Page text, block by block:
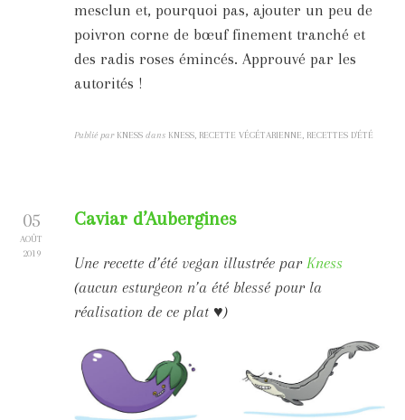
mesclun et, pourquoi pas, ajouter un peu de
poivron corne de bœuf finement tranché et
des radis roses émincés. Approuvé par les
autorités !
Publié par KNESS dans KNESS, RECETTE VÉGÉTARIENNE, RECETTES D'ÉTÉ
05
AOÛT
2019
Caviar d’Aubergines
Une recette d’été vegan illustrée parKness
(aucun esturgeon n’a été blessé pour la
réalisation de ce plat ♥)